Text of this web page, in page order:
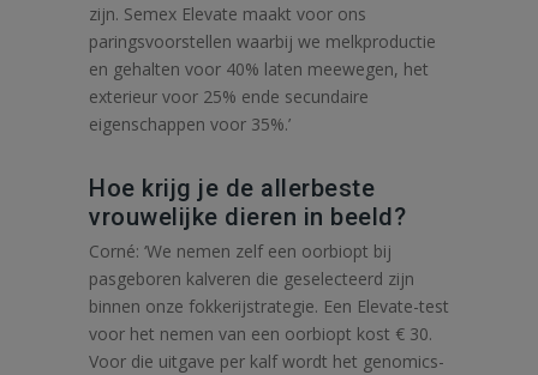
zijn. Semex Elevate maakt voor ons
paringsvoorstellen waarbij we melkproductie
en gehalten voor 40% laten meewegen, het
exterieur voor 25% ende secundaire
eigenschappen voor 35%.’
Hoe krijg je de allerbeste
vrouwelijke dieren in beeld?
Corné: ‘We nemen zelf een oorbiopt bij
pasgeboren kalveren die geselecteerd zijn
binnen onze fokkerijstrategie. Een Elevate-test
voor het nemen van een oorbiopt kost € 30.
Voor die uitgave per kalf wordt het genomics-